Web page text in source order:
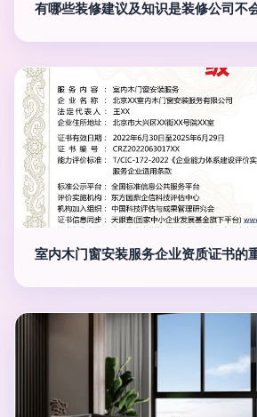
有哪些装修建议及知识是装修公司不
室内木门窗安装服务企业资质证书的